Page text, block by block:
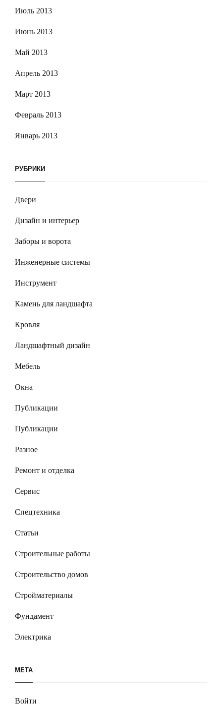
Июль 2013
Июнь 2013
Май 2013
Апрель 2013
Март 2013
Февраль 2013
Январь 2013
РУБРИКИ
Двери
Дизайн и интерьер
Заборы и ворота
Инженерные системы
Инструмент
Камень для ландшафта
Кровля
Ландшафтный дизайн
Мебель
Окна
Публикации
Публикации
Разное
Ремонт и отделка
Сервис
Спецтехника
Статьи
Строительные работы
Строительство домов
Стройматериалы
Фундамент
Электрика
МЕТА
Войти